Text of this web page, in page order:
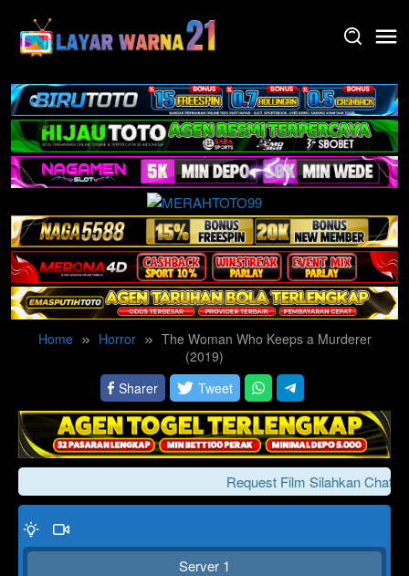
content
Home Horror
The Woman Who Keeps a Murderer
(2019)
Sharer
Tweet
Request Film Silahkan Chat
Server 1